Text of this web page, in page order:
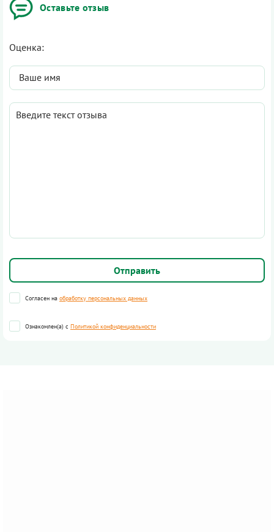
Оставьте отзыв
Оценка:
Согласен на обработку персональных данных
Ознакомлен(а) с Политикой конфиденциальности